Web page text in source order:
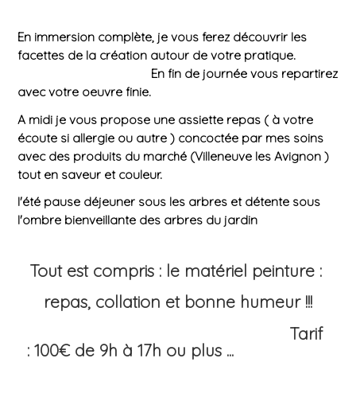
En immersion complète, je vous ferez découvrir les
facettes de la création autour de votre pratique.
En fin de journée vous repartirez
avec votre oeuvre finie.
A midi je vous propose une assiette repas ( à votre
écoute si allergie ou autre ) concoctée par mes soins
avec des produits du marché (Villeneuve les Avignon )
tout en saveur et couleur.
l'été pause déjeuner sous les arbres et détente sous
l'ombre bienveillante des arbres du jardin
Tout est compris : le matériel peinture :
repas, collation et bonne humeur !!!
Tarif
: 100€ de 9h à 17h ou plus ...